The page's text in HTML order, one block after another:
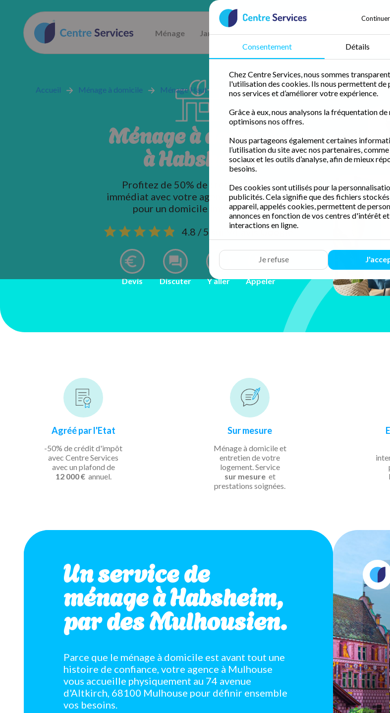
Ménage Jardinage
Consentement Détails
Chez Centre Services, nous sommes
l'utilisation des cookies. Ils nous permettent de
nos services et d’améliorer votre expérience.
Grâce à eux, nous analysons la fréquentation
optimisons nos offres.
Nous partageons également certaines
l’utilisation du site avec nos partenaires,
sociaux et les outils d’analyse, afin de mieux
besoins.
Des cookies sont utilisés pour la
publicités. Cela signifie que des fichiers
appareil, appelés cookies, permettent de
annonces en fonction de vos centres d'intérêt
interactions en ligne.
Je refuse
Accueil Ménage à domicile Ménage Haut rhin Ménage Habsheim
Ménage à domicile
à Habsheim
Profitez de 50% de crédit d'impôt
immédiat avec votre agence de proximité
pour un domicile impeccable.
4.8 / 5 sur 94 avisGoogle
Devis Discuter Y aller Appeler
Agréé par l'Etat
-50% de crédit d'impôt
avec Centre Services
avec un plafond de
12 000 € annuel.
Sur mesure
Ménage à domicile et
entretien de votre
logement. Service
sur mesure et
prestations soignées.
Un service de
ménage à Habsheim,
par des Mulhousien.
Parce que le ménage à domicile est avant tout une
histoire de confiance, votre agence à Mulhouse
vous accueille physiquement au 74 avenue
d'Altkirch, 68100 Mulhouse pour définir ensemble
vos besoins.